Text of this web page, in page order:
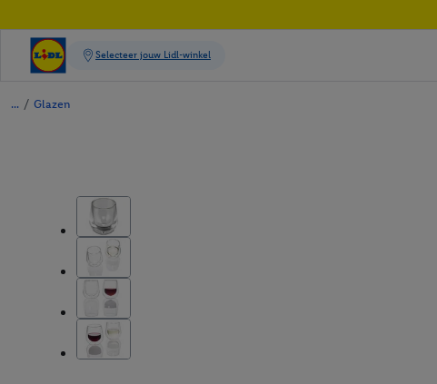
/ Glazen